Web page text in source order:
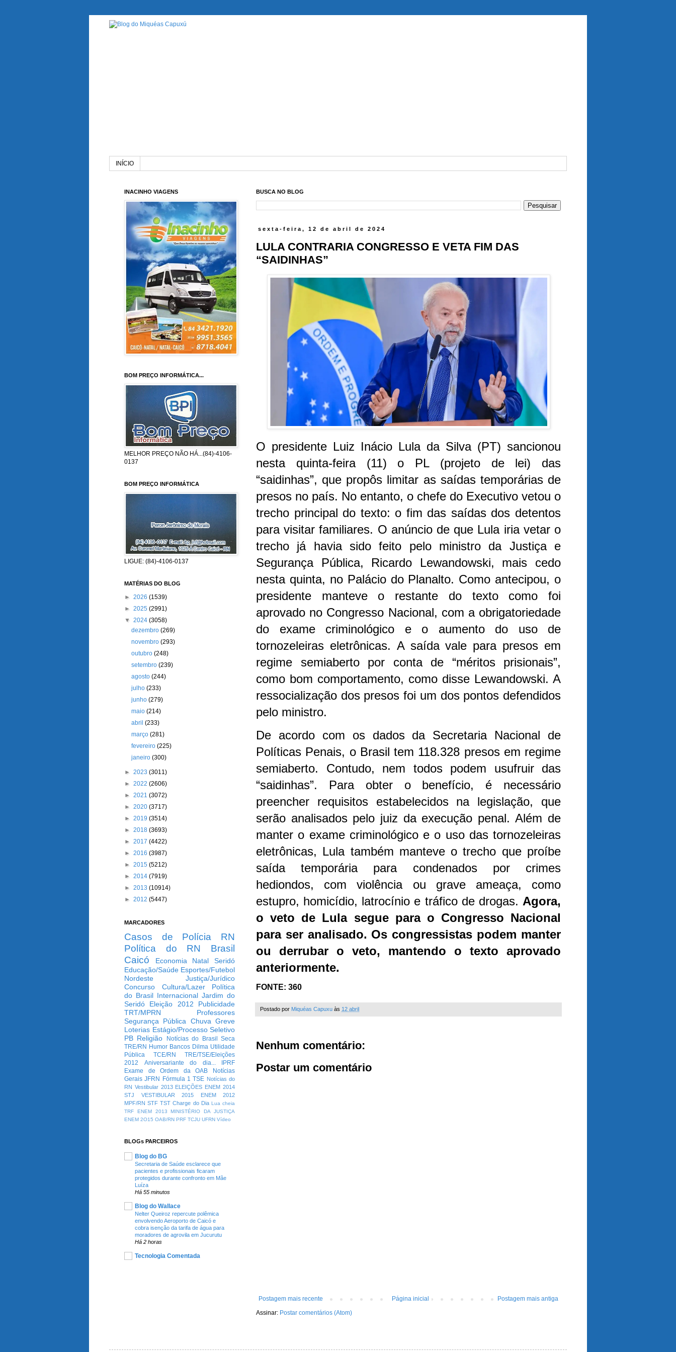
INÍCIO
BUSCA NO BLOG
sexta-feira, 12 de abril de 2024
LULA CONTRARIA CONGRESSO E VETA FIM DAS
“SAIDINHAS”
O presidente Luiz Inácio Lula da Silva (PT) sancionou
nesta quinta-feira (11) o PL (projeto de lei) das
“saidinhas”, que propôs limitar as saídas temporárias de
presos no país. No entanto, o chefe do Executivo vetou o
trecho principal do texto: o fim das saídas dos detentos
para visitar familiares. O anúncio de que Lula iria vetar o
trecho já havia sido feito pelo ministro da Justiça e
Segurança Pública, Ricardo Lewandowski, mais cedo
nesta quinta, no Palácio do Planalto. Como antecipou, o
presidente manteve o restante do texto como foi
aprovado no Congresso Nacional, com a obrigatoriedade
do exame criminológico e o aumento do uso de
tornozeleiras eletrônicas. A saída vale para presos em
regime semiaberto por conta de “méritos prisionais”,
como bom comportamento, como disse Lewandowski. A
ressocialização dos presos foi um dos pontos defendidos
pelo ministro.
De acordo com os dados da Secretaria Nacional de
Políticas Penais, o Brasil tem 118.328 presos em regime
semiaberto. Contudo, nem todos podem usufruir das
“saidinhas”. Para obter o benefício, é necessário
preencher requisitos estabelecidos na legislação, que
serão analisados pelo juiz da execução penal.Além de
manter o exame criminológico e o uso das tornozeleiras
eletrônicas, Lula também manteve o trecho que proíbe
saída temporária para condenados por crimes
hediondos, com violência ou grave ameaça, como
estupro, homicídio, latrocínio e tráfico de drogas. Agora,
o veto de Lula segue para o Congresso Nacional
para ser analisado. Os congressistas podem manter
ou derrubar o veto, mantendo o texto aprovado
anteriormente.
FONTE: 360
Postado por Miquéas Capuxu às 12 abril
Nenhum comentário:
Postar um comentário
Postagem mais recente Postagem mais antiga
Página inicial
Assinar: Postar comentários (Atom)
INACINHO VIAGENS
BOM PREÇO INFORMÁTICA...
MELHOR PREÇO NÃO HÁ...(84)-4106-
0137
BOM PREÇO INFORMÁTICA
LIGUE: (84)-4106-0137
MATÉRIAS DO BLOG
► 2026 (1539)
► 2025 (2991)
▼ 2024 (3058)
dezembro(269)
novembro(293)
outubro(248)
setembro(239)
agosto(244)
julho(233)
junho(279)
maio(214)
abril(233)
março(281)
fevereiro(225)
janeiro(300)
► 2023 (3011)
► 2022 (2606)
► 2021 (3072)
► 2020 (3717)
► 2019 (3514)
► 2018 (3693)
► 2017 (4422)
► 2016 (3987)
► 2015 (5212)
► 2014 (7919)
► 2013 (10914)
► 2012 (5447)
MARCADORES
Casos de Polícia
RN
Política do RN
Brasil
Caicó
Economia Natal
Seridó
Educação/Saúde Esportes/Futebol
Nordeste
Justiça/Jurídico
Concurso
Cultura/Lazer
Política
do Brasil Internacional Jardim do
Seridó
Eleição 2012
Publicidade
TRT/MPRN
Professores
Segurança Pública Chuva Greve
Loterias Estágio/Processo Seletivo
PB Religião Notícias do Brasil
Seca
TRE/RN Humor Bancos Dilma Utilidade
Pública
TCE/RN
TRE/TSE/Eleições
2012
Aniversariante do dia...
IPRF
Exame de Ordem da OAB
Notícias
Gerais JFRN Fórmula 1 TSE Notícias do
RN Vestibular 2013 ELEIÇÕES ENEM 2014
STJ
VESTIBULAR 2015
ENEM 2012
MPF/RN STF TST Charge do Dia Lua cheia
TRF
ENEM 2013
MINISTÉRIO DA JUSTIÇA
ENEM 2O15 OAB/RN PRF TCJU UFRN Vídeo
BLOGs PARCEIROS
Blog do BG
Secretaria de Saúde esclarece que
pacientes e profissionais ficaram
protegidos durante confronto em Mãe
Luíza
Há 55 minutos
Blog do Wallace
Nelter Queiroz repercute polêmica
envolvendo Aeroporto de Caicó e
cobra isenção da tarifa de água para
moradores de agrovila em Jucurutu
Há 2 horas
Tecnologia Comentada